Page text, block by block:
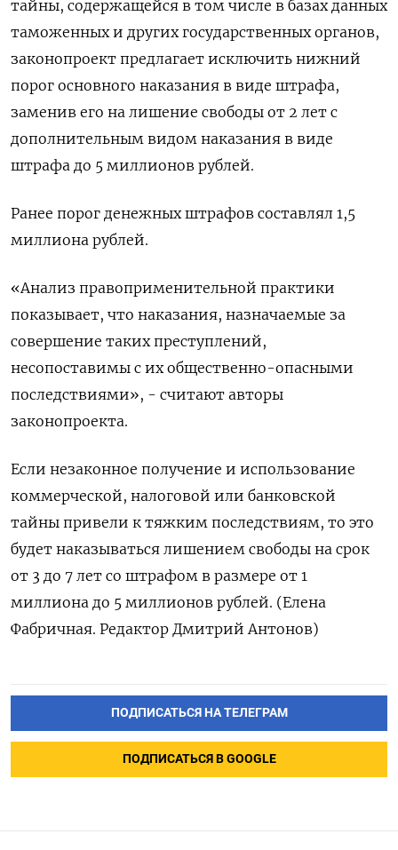
тайны, содержащейся в том числе в базах данных
таможенных и других государственных органов,
законопроект предлагает исключить нижний
порог основного наказания в виде штрафа,
заменив его на лишение свободы от 2 лет с
дополнительным видом наказания в виде
штрафа до 5 миллионов рублей.
Ранее порог денежных штрафов составлял 1,5
миллиона рублей.
«Анализ правоприменительной практики
показывает, что наказания, назначаемые за
совершение таких преступлений,
несопоставимы с их общественно-опасными
последствиями», - считают авторы
законопроекта.
Если незаконное получение и использование
коммерческой, налоговой или банковской
тайны привели к тяжким последствиям, то это
будет наказываться лишением свободы на срок
от 3 до 7 лет со штрафом в размере от 1
миллиона до 5 миллионов рублей. (Елена
Фабричная. Редактор Дмитрий Антонов)
ПОДПИСАТЬСЯ НА ТЕЛЕГРАМ
ПОДПИСАТЬСЯ В GOOGLE